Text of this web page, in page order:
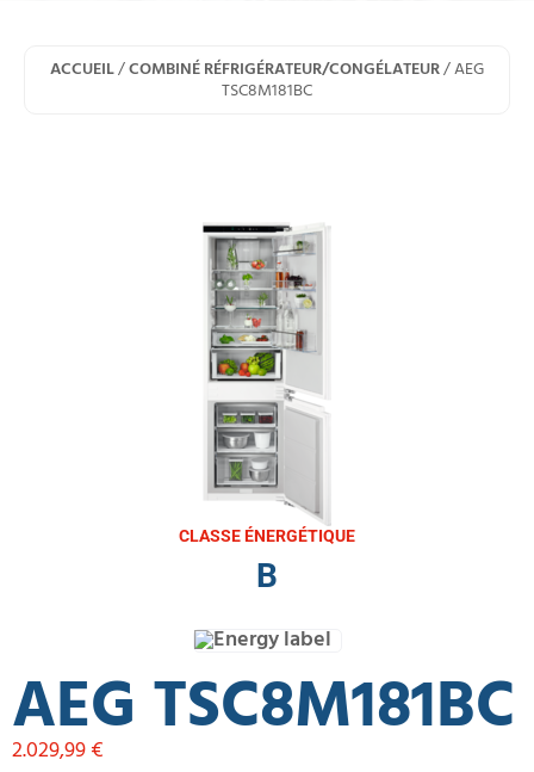
ACCUEIL/COMBINÉ RÉFRIGÉRATEUR/CONGÉLATEUR/ AEG
TSC8M181BC
CLASSE ÉNERGÉTIQUE
B
AEG TSC8M181BC
2.029,99€